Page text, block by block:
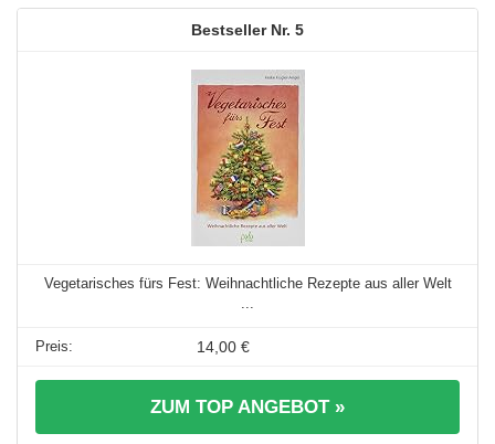
5
Vegetarisches fürs Fest: Weihnachtliche Rezepte aus aller Welt
...
14,00 €
ZUM TOP ANGEBOT »